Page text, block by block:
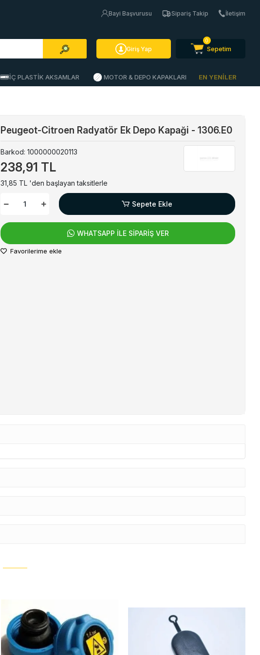
Bayi Başvurusu Sipariş Takip İletişim
Giriş Yap
0
Sepetim
İÇ PLASTİK AKSAMLAR MOTOR & DEPO KAPAKLARI EN YENİLER
Peugeot-Citroen Radyatör Ek Depo Kapaği - 1306.E0
Barkod:1000000020113
238,91 TL
31,85 TL 'den başlayan taksitlerle
Sepete Ekle
WHATSAPP İLE SİPARİŞ VER
Favorilerime ekle